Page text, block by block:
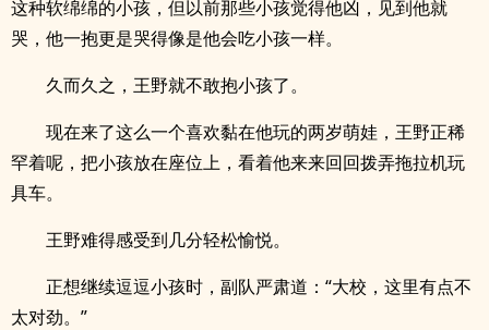
这种软绵绵的小孩，但以前那些小孩觉得他凶，见到他就
哭，他一抱更是哭得像是他会吃小孩一样。
久而久之，王野就不敢抱小孩了。
现在来了这么一个喜欢黏在他玩的两岁萌娃，王野正稀
罕着呢，把小孩放在座位上，看着他来来回回拨弄拖拉机玩
具车。
王野难得感受到几分轻松愉悦。
正想继续逗逗小孩时，副队严肃道：“大校，这里有点不
太对劲。”